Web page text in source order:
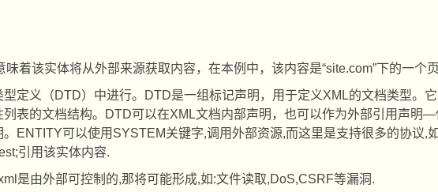
味着该实体将从外部来源获取内容，在本例中，该内容是“site.com”下的一个页
型定义（DTD）中进行。 DTD是一组标记声明，用于定义XML的文档类型。
表的文档结构。
DTD可以在XML文档内部声明，也可以作为外部引用声明—
ENTITY可以使用 SYSTEM关键字,调用外部资源,而这里是支持很多的协议,如
引用该实体内容.
是由外部可控制的,那将可能形成,如:文件读取,DoS,CSRF等漏洞 .